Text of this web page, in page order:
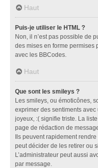
Haut
Puis-je utiliser le HTML ?
Non, il n’est pas possible de
des mises en forme permises
avec les BBCodes.
Haut
Que sont les smileys ?
Les smileys, ou émoticônes,
exprimer des sentiments
joyeux, :( signifie triste. La
page de rédaction de
Ils peuvent rapidement
peut décider de les retirer ou
L’administrateur peut aussi
par message.